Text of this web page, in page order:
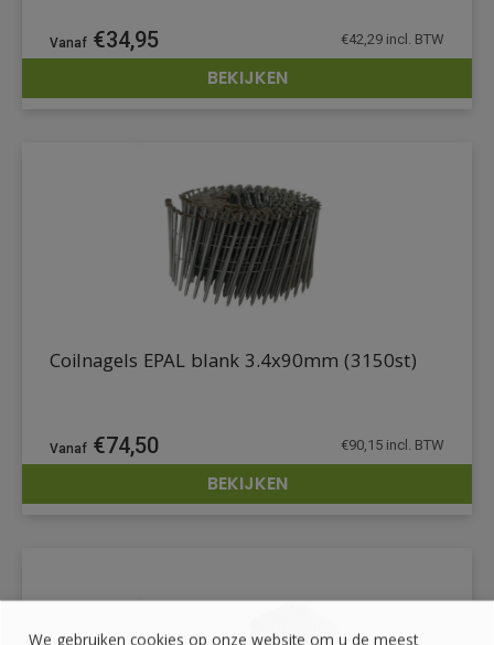
DETAILS
€34,95 €42,29 incl. BTW
BEKIJKEN
DETAILS
Coilnagels EPAL blank 3.4x90mm (3150st)
€74,50 €90,15 incl. BTW
BEKIJKEN